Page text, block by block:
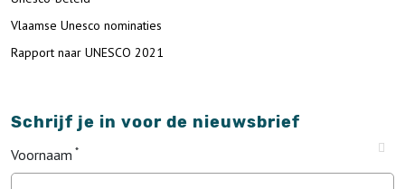
Vlaamse Unesco nominaties
Rapport naar UNESCO 2021
Schrijf je in voor de nieuwsbrief
Voornaam